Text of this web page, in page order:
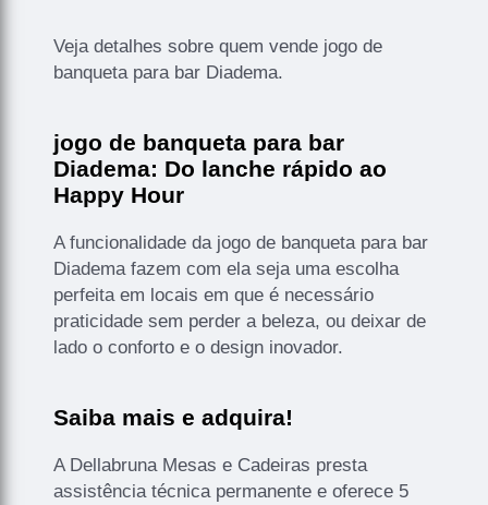
Veja detalhes sobre quem vende jogo de
banqueta para bar Diadema.
jogo de banqueta para bar
Diadema: Do lanche rápido ao
Happy Hour
A funcionalidade da jogo de banqueta para bar
Diadema fazem com ela seja uma escolha
perfeita em locais em que é necessário
praticidade sem perder a beleza, ou deixar de
lado o conforto e o design inovador.
Saiba mais e adquira!
A Dellabruna Mesas e Cadeiras presta
assistência técnica permanente e oferece 5